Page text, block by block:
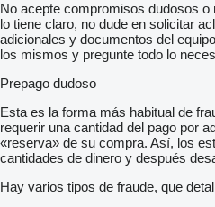
No acepte compromisos dudosos
lo tiene claro, no dude en solicitar
adicionales y documentos del
los mismos y pregunte todo lo
Prepago dudoso
Esta es la forma más habitual de
requerir una cantidad del pago por
«reserva» de su compra. Así, los
cantidades de dinero y después
Hay varios tipos de fraude, que